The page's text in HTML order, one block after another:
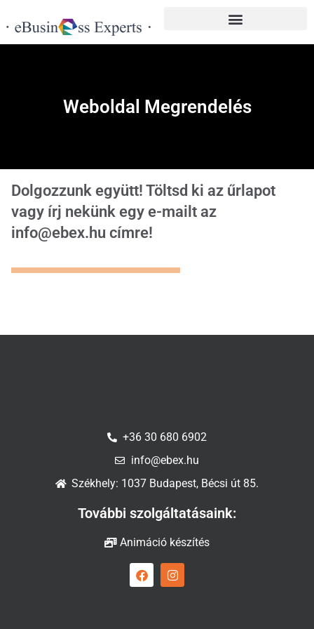
Weboldal Megrendelés
Dolgozzunk együtt! Töltsd ki az űrlapot
vagy írj nekünk egy e-mailt az
info@ebex.hu címre!
+36 30 680 6902
info@ebex.hu
Székhely: 1037 Budapest, Bécsi út 85.
További szolgáltatásaink:
Animáció készítés